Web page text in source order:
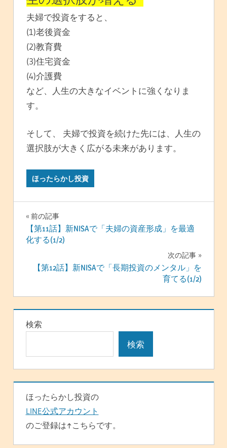
夫婦で投資をすると、
(1)老後資金
(2)教育費
(3)住宅資金
(4)介護費
など、人生の大きなイベントに強くなりま
す。
そして、 夫婦で投資を続けた先には、人生の
選択肢が大きく広がる未来があります。
ほったらかし投資
投
稿
ゲ
ー
シ
ョ
ン
前の記事
【第11話】新NISAで「夫婦の資産形成」を最適
化する(1/2)
次の記事
【第12話】新NISAで「長期投資のメンタル」を
育てる(1/2)
検索
検索
ほったらかし投資の
LINE公式アカウント
のご登録は↑こちらです。